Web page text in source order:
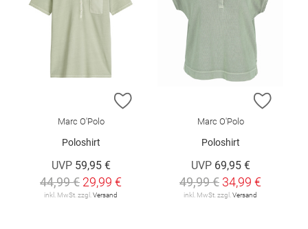
ZUR WUNSCHLISTE HINZUFÜGEN
Marc O'Polo
Poloshirt
UVP 59,95 €
44,99 € 29,99 €
inkl. MwSt. zzgl. Versand
ZUR
Marc O'Polo
Poloshirt
UVP 69,95 €
49,99 € 34,99 €
inkl. MwSt. zzgl. Versand